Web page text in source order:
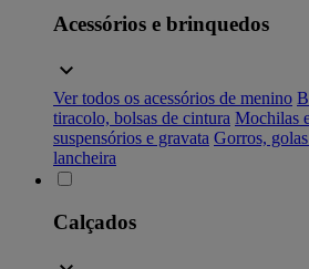
Acessórios e brinquedos
Ver todos os acessórios de menino
tiracolo, bolsas de cintura Mochilas
suspensórios e gravata Gorros,
lancheira
Calçados